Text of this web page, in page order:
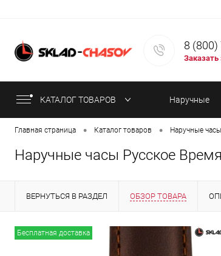
8 (800)
Заказать
КАТАЛОГ ТОВАРОВ Наручные
часы
Главная страница • Каталог товаров • Наручные часы
Наручные часы Русское
ВЕРНУТЬСЯ В РАЗДЕЛ ОБЗОР ТОВАРА
ИНФОРМАЦИЯ ОБ ОПЛАТЕ СТАТЬИ
Бесплатная доставка